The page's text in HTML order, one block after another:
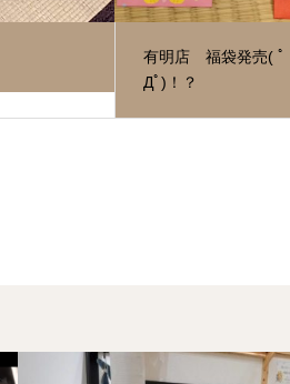
有明店 福袋発売( ﾟ
Дﾟ)！？